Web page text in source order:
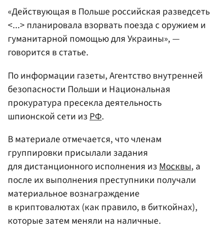
«Действующая в Польше российская разведсеть
<...> планировала взорвать поезда с оружием и
гуманитарной помощью для Украины», —
говорится в статье.
По информации газеты, Агентство внутренней
безопасности Польши и Национальная
прокуратура пресекла деятельность
шпионской сети из РФ.
В материале отмечается, что членам
группировки присылали задания
для дистанционного исполнения изМосквы, а
после их выполнения преступники получали
материальное вознаграждение
в криптовалютах (как правило, в биткойнах),
которые затем меняли на наличные.